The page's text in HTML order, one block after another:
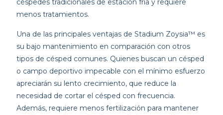
céspedes tradicionales de estación fría y requiere
menos tratamientos.
Una de las principales ventajas de Stadium Zoysia™ es
su bajo mantenimiento en comparación con otros
tipos de césped comunes. Quienes buscan un césped
o campo deportivo impecable con el mínimo esfuerzo
apreciarán su lento crecimiento, que reduce la
necesidad de cortar el césped con frecuencia.
Además, requiere menos fertilización para mantener